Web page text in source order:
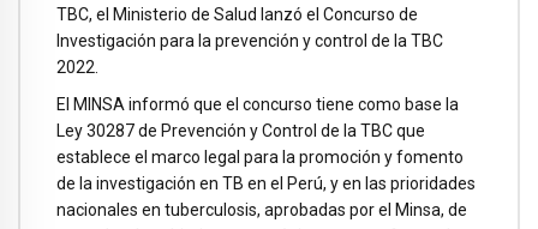
TBC, el Ministerio de Salud lanzó el Concurso de
Investigación para la prevención y control de la TBC
2022.
El MINSA informó que el concurso tiene como base la
Ley 30287 de Prevención y Control de la TBC que
establece el marco legal para la promoción y fomento
de la investigación en TB en el Perú, y en las prioridades
nacionales en tuberculosis, aprobadas por el Minsa, de